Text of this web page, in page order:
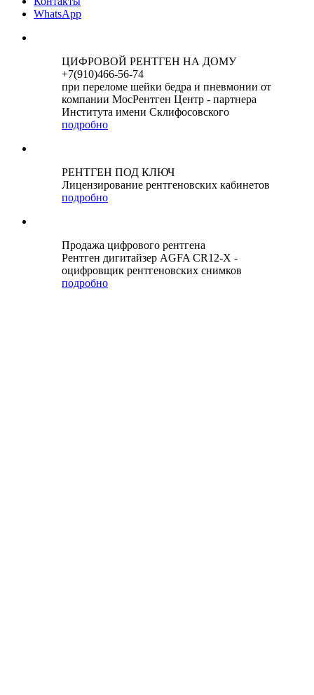
WhatsApp
ЦИФРОВОЙ РЕНТГЕН НА ДОМУ
+7(910)466-56-74
при переломе шейки бедра и пневмонии от
компании МосРентген Центр - партнера
Института имени Склифосовского
подробно
РЕНТГЕН ПОД КЛЮЧ
Лицензирование рентгеновских кабинетов
подробно
Продажа цифрового рентгена
Рентген дигитайзер AGFA CR12-X -
оцифровщик рентгеновских снимков
подробно